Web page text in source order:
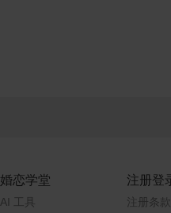
婚恋学堂
AI 工具
注册登
注册条款